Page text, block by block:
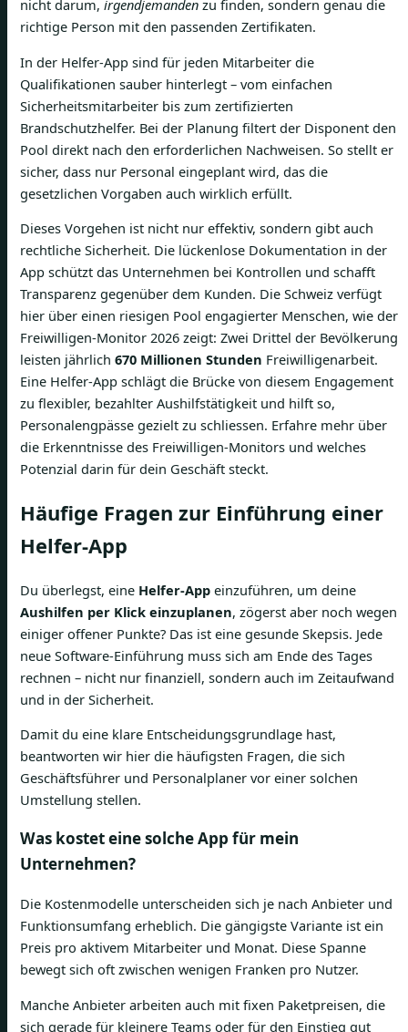
nicht darum, irgendjemanden zu finden, sondern genau die
richtige Person mit den passenden Zertifikaten.
In der Helfer-App sind für jeden Mitarbeiter die
Qualifikationen sauber hinterlegt – vom einfachen
Sicherheitsmitarbeiter bis zum zertifizierten
Brandschutzhelfer. Bei der Planung filtert der Disponent den
Pool direkt nach den erforderlichen Nachweisen. So stellt er
sicher, dass nur Personal eingeplant wird, das die
gesetzlichen Vorgaben auch wirklich erfüllt.
Dieses Vorgehen ist nicht nur effektiv, sondern gibt auch
rechtliche Sicherheit. Die lückenlose Dokumentation in der
App schützt das Unternehmen bei Kontrollen und schafft
Transparenz gegenüber dem Kunden. Die Schweiz verfügt
hier über einen riesigen Pool engagierter Menschen, wie der
Freiwilligen-Monitor 2026 zeigt: Zwei Drittel der Bevölkerung
leisten jährlich 670 Millionen Stunden Freiwilligenarbeit.
Eine Helfer-App schlägt die Brücke von diesem Engagement
zu flexibler, bezahlter Aushilfstätigkeit und hilft so,
Personalengpässe gezielt zu schliessen. Erfahre mehr über
die Erkenntnisse des Freiwilligen-Monitors und welches
Potenzial darin für dein Geschäft steckt.
Häufige Fragen zur Einführung einer
Helfer-App
Du überlegst, eine Helfer-App einzuführen, um deine
Aushilfen per Klick einzuplanen, zögerst aber noch wegen
einiger offener Punkte? Das ist eine gesunde Skepsis. Jede
neue Software-Einführung muss sich am Ende des Tages
rechnen – nicht nur finanziell, sondern auch im Zeitaufwand
und in der Sicherheit.
Damit du eine klare Entscheidungsgrundlage hast,
beantworten wir hier die häufigsten Fragen, die sich
Geschäftsführer und Personalplaner vor einer solchen
Umstellung stellen.
Was kostet eine solche App für mein
Unternehmen?
Die Kostenmodelle unterscheiden sich je nach Anbieter und
Funktionsumfang erheblich. Die gängigste Variante ist ein
Preis pro aktivem Mitarbeiter und Monat. Diese Spanne
bewegt sich oft zwischen wenigen Franken pro Nutzer.
Manche Anbieter arbeiten auch mit fixen Paketpreisen, die
sich gerade für kleinere Teams oder für den Einstieg gut